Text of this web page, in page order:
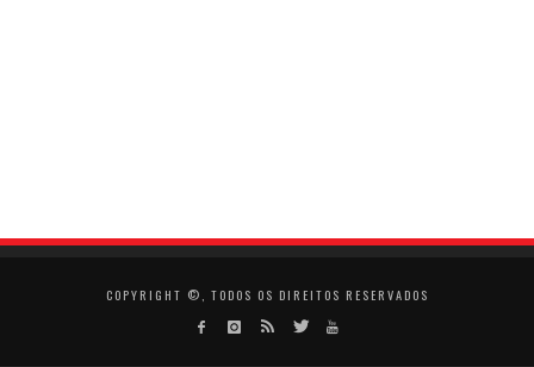
COPYRIGHT ©, TODOS OS DIREITOS RESERVADOS